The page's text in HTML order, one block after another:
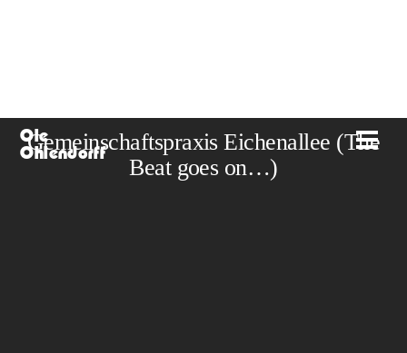
Ole
Ohlendorff
Gemeinschaftspraxis Eichenallee (The
Beat goes on…)